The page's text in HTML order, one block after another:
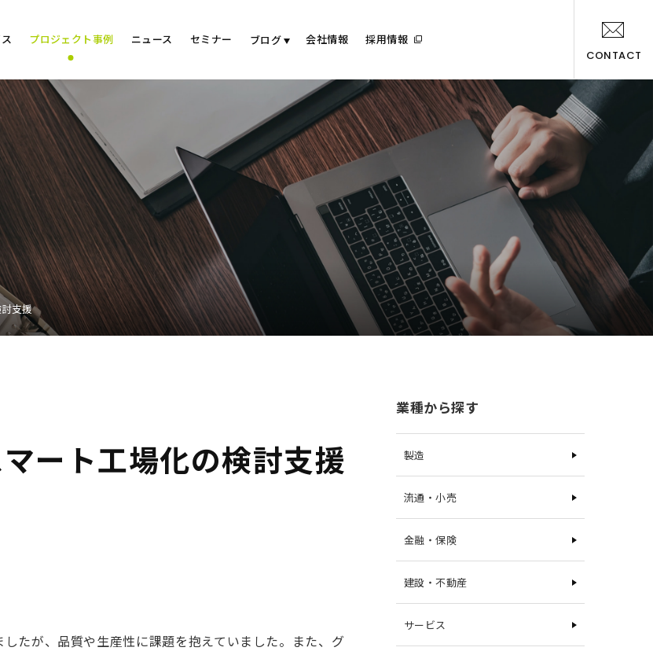
プロジェクト事例 ニュース セミナー ブログ 会社情報
採用情報
CONTACT
支援
業種から探す
製造
流通・小売
金融・保険
建設・不動産
サービス
ート工場化の検討支援
たが、品質や生産性に課題を抱えていました。また、グ